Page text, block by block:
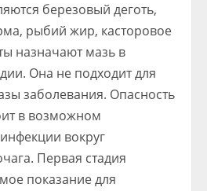
березовый деготь,
рыбий жир, касторовое
назначают мазь в
Она не подходит для
заболевания. Опасность
в возможном
вокруг
Первая стадия
показание для